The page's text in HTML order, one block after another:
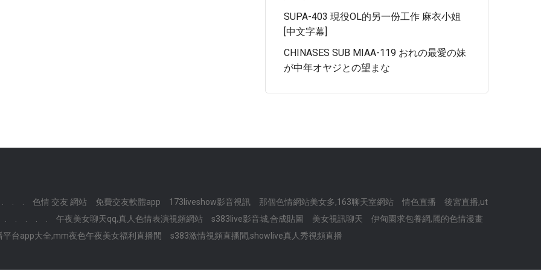
SUPA-403 現役OL的另一份工作 麻衣小姐
[中文字幕]
CHINASES SUB MIAA-119 おれの最愛の妹
が中年オヤジとの望まな
色情 交友 網站 免費交友軟體app 173liveshow影音視訊 那個色情網站美女多,163聊天室網站 情色直播
後宮直播,ut
午夜美女聊天qq,真人色情表演視頻網站 s383live影音城,合成貼圖 美女視訊聊天
伊甸園求包養網,麗的色情漫畫
台app大全,mm夜色午夜美女福利直播間
s383激情視頻直播間,showlive真人秀視頻直播